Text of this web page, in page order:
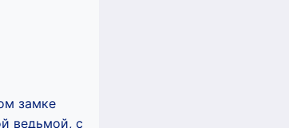
замке
ведьмой, с